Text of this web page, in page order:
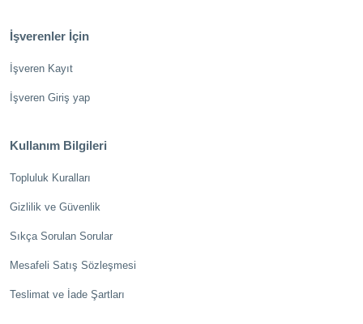
İşverenler İçin
İşveren Kayıt
İşveren Giriş yap
Kullanım Bilgileri
Topluluk Kuralları
Gizlilik ve Güvenlik
Sıkça Sorulan Sorular
Mesafeli Satış Sözleşmesi
Teslimat ve İade Şartları